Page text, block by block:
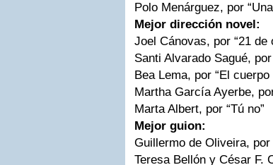
Polo Menárguez, por
Mejor dirección novel:
Joel Cánovas, por “21 de
Santi Alvarado Sagué, por
Bea Lema, por “El cuerpo
Martha García Ayerbe,
Marta Albert, por “Tú no”
Mejor guion:
Guillermo de Oliveira, por
Teresa Bellón y César F.